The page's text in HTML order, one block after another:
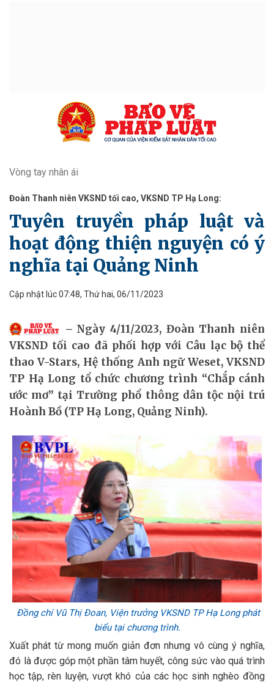
Vòng tay nhân ái
Đoàn Thanh niên VKSND tối cao, VKSND TP Hạ Long:
Tuyên truyền pháp luật và
hoạt động thiện nguyện có ý
nghĩa tại Quảng Ninh
Cập nhật lúc 07:48, Thứ hai, 06/11/2023
Ngày 4/11/2023, Đoàn Thanh niên
VKSND tối cao đã phối hợp với Câu lạc bộ thể
thao V-Stars, Hệ thống Anh ngữ Weset, VKSND
TP Hạ Long tổ chức chương trình “Chắp cánh
ước mơ” tại Trường phổ thông dân tộc nội trú
Hoành Bồ (TP Hạ Long, Quảng Ninh).
Đồng chí Vũ Thị Đoan, Viện trưởng VKSND TP Hạ Long phát
biểu tại chương trình.
Xuất phát từ mong muốn giản đơn nhưng vô cùng ý nghĩa,
đó là được góp một phần tâm huyết, công sức vào quá trình
học tập, rèn luyện, vượt khó của các học sinh nghèo đồng